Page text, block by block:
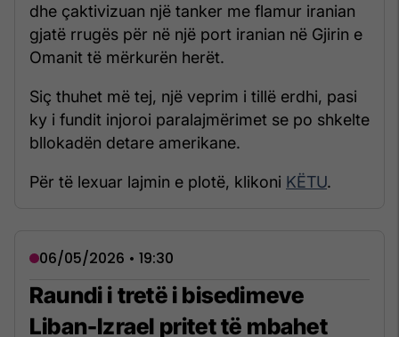
dhe çaktivizuan një tanker me flamur iranian
gjatë rrugës për në një port iranian në Gjirin e
Omanit të mërkurën herët.
Siç thuhet më tej, një veprim i tillë erdhi, pasi
ky i fundit injoroi paralajmërimet se po shkelte
bllokadën detare amerikane.
Për të lexuar lajmin e plotë, klikoni KËTU.
06/05/2026 • 19:30
Raundi i tretë i bisedimeve
Liban-Izrael pritet të mbahet